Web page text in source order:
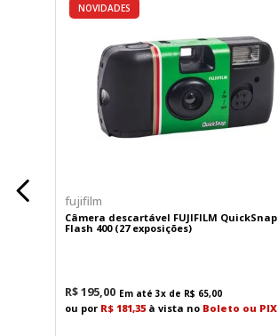
NOVIDADES
fujifilm
Câmera descartável FUJIFILM QuickSnap
Flash 400 (27 exposições)
R$195,00 Em até3x de R$ 65,00
ou por R$ 181,35 à vista no Boleto ou PIX